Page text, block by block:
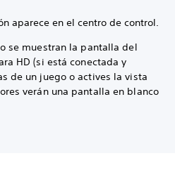
aparece en el centro de control.
se muestran la pantalla del
HD (si está conectada y
de un juego o actives la vista
verán una pantalla en blanco